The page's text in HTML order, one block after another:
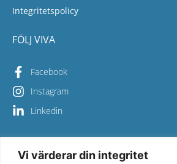
Vi värderar din integritet
Integritetspolicy
FÖLJ VIVA
Facebook
Instagram
Linkedin
Copyright © 2026 Viva Bemanning – All